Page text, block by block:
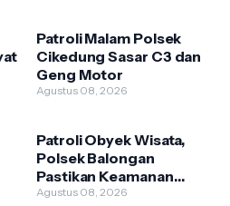
Patroli Malam Polsek
Cikedung Sasar C3 dan
Geng Motor
Agustus 08, 2026
Patroli Obyek Wisata,
Polsek Balongan
Pastikan Keamanan
Pengunjung
Agustus 08, 2026